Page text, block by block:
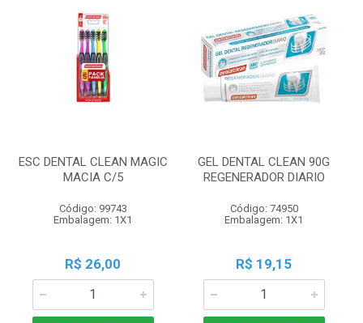
ESC DENTAL CLEAN MAGIC
MACIA C/5
Código: 99743
Embalagem: 1X1
R$ 26,00
GEL DENTAL CLEAN 90G
REGENERADOR DIARIO
Código: 74950
Embalagem: 1X1
R$ 19,15